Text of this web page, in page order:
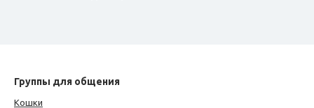
Группы для общения
Кошки